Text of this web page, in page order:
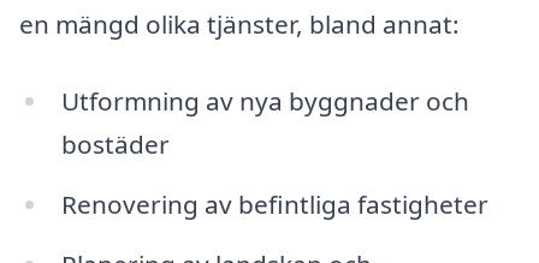
en mängd olika tjänster, bland annat:
Utformning av nya byggnader och
bostäder
Renovering av befintliga fastigheter